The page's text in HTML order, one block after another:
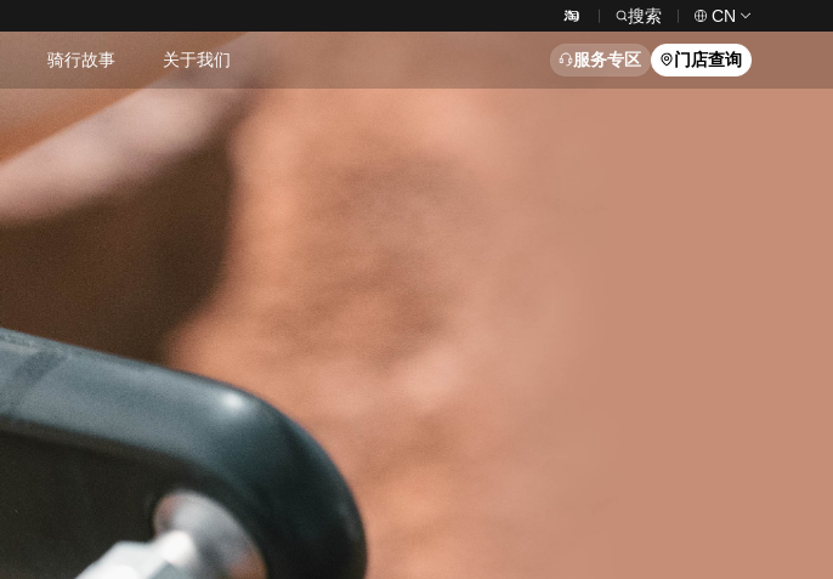
搜索 CN
骑行故事 关于我们
服务专区
门店查询